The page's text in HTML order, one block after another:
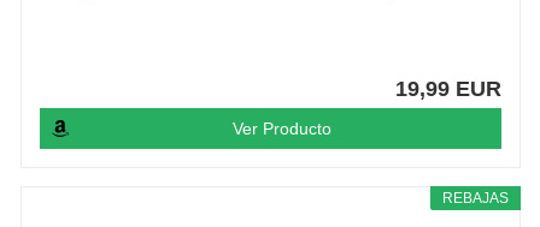
19,99 EUR
Ver Producto
REBAJAS